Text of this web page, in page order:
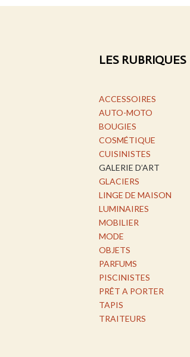
LES RUBRIQUES
ACCESSOIRES
AUTO-MOTO
BOUGIES
COSMÉTIQUE
CUISINISTES
GALERIE D’ART
GLACIERS
LINGE DE MAISON
LUMINAIRES
MOBILIER
MODE
OBJETS
PARFUMS
PISCINISTES
PRÊT A PORTER
TAPIS
TRAITEURS